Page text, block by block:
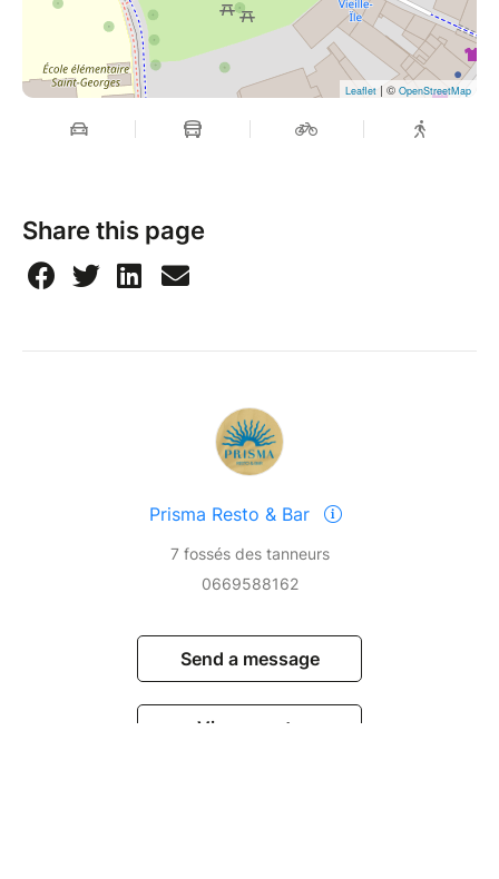
Leaflet | © OpenStreetMap
Share this page
Prisma Resto & Bar
7 fossés des tanneurs
0669588162
Send a message
View events